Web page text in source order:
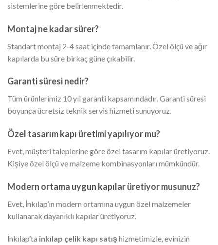
sistemlerine göre belirlenmektedir.
Montaj ne kadar sürer?
Standart montaj 2-4 saat içinde tamamlanır. Özel ölçü ve ağır
kapılarda bu süre birkaç güne çıkabilir.
Garanti süresi nedir?
Tüm ürünlerimiz 10 yıl garanti kapsamındadır. Garanti süresi
boyunca ücretsiz teknik servis hizmeti sunuyoruz.
Özel tasarım kapı üretimi yapılıyor mu?
Evet, müşteri taleplerine göre özel tasarım kapılar üretiyoruz.
Kişiye özel ölçü ve malzeme kombinasyonları mümkündür.
Modern ortama uygun kapılar üretiyor musunuz?
Evet, İnkılap’ın modern ortamına uygun özel malzemeler
kullanarak dayanıklı kapılar üretiyoruz.
İnkılap’ta inkılap çelik kapı satışhizmetimizle, evinizin